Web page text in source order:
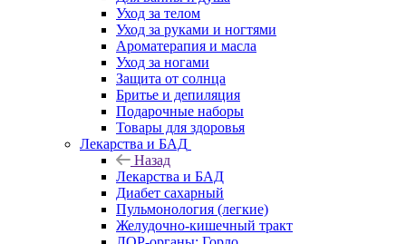
Уход за телом
Уход за руками и ногтями
Ароматерапия и масла
Уход за ногами
Защита от солнца
Бритье и депиляция
Подарочные наборы
Товары для здоровья
Лекарства и БАД
Назад
Лекарства и БАД
Диабет сахарный
Пульмонология (легкие)
Желудочно-кишечный тракт